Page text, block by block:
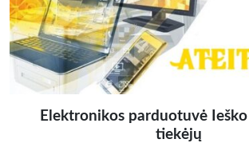
Elektronikos parduotuvė
tiekėjų